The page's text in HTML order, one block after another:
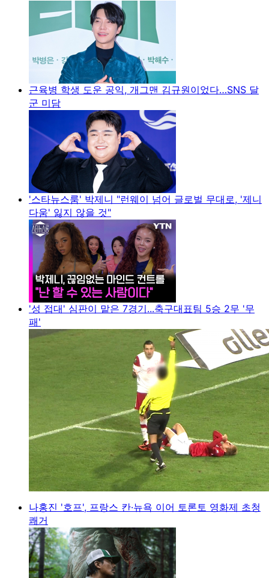
근육병 학생 도운 공익, 개그맨 김규원이었다…SNS 달
군 미담
'스타뉴스룸' 박제니 "런웨이 넘어 글로벌 무대로, '제니
다움' 잃지 않을 것"
'성 접대' 심판이 맡은 7경기...축구대표팀 5승 2무 '무
패'
나홍진 '호프', 프랑스 칸·뉴욕 이어 토론토 영화제 초청
쾌거